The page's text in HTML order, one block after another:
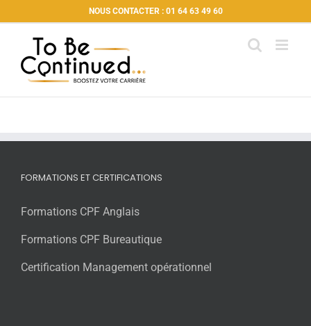
au
contenu
NOUS CONTACTER : 01 64 63 49 60
FORMATIONS ET CERTIFICATIONS
Formations CPF Anglais
Formations CPF Bureautique
Certification Management opérationnel